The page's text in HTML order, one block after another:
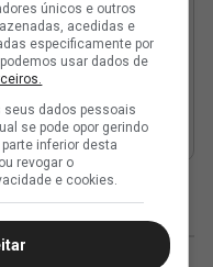
únicos e outros
acedidas e
especificamente por
usar dados de
seus dados pessoais
se pode opor gerindo
inferior desta
revogar o
e cookies.